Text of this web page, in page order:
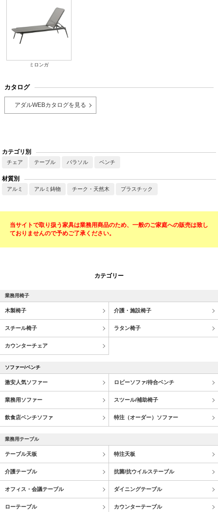
ミロンガ
カタログ
アダルWEBカタログを見る
カテゴリ別
チェア テーブル パラソル ベンチ
材質別
アルミ アルミ鋳物 チーク・天然木 プラスチック
当サイトで取り扱う家具は業務用商品のため、一般のご家庭への販売は致し
ておりませんので予めご了承ください。
カテゴリー
業務用椅子
木製椅子 介護・施設椅子
スチール椅子 ラタン椅子
カウンターチェア
ソファー/ベンチ
激安人気ソファー ロビーソファ/待合ベンチ
業務用ソファー スツール/補助椅子
飲食店ベンチソファ 特注（オーダー）ソファー
業務用テーブル
テーブル天板 特注天板
介護テーブル 抗菌/抗ウイルステーブル
オフィス・会議テーブル ダイニングテーブル
ローテーブル カウンターテーブル